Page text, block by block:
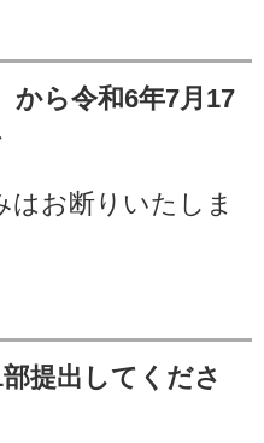
から令和6年7月17
お断りいたしま
提出してくださ